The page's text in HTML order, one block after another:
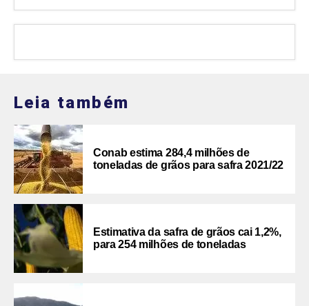
Leia também
Conab estima 284,4 milhões de
toneladas de grãos para safra 2021/22
Estimativa da safra de grãos cai 1,2%,
para 254 milhões de toneladas